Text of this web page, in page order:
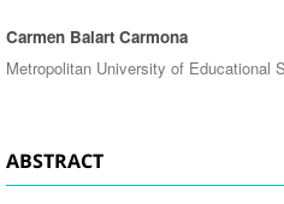
Authors
Carmen Balart Carmona
Metropolitan University of Educational
ABSTRACT